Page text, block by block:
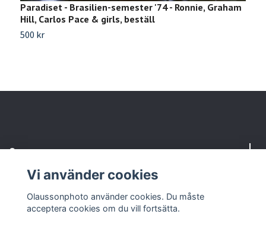
Paradiset - Brasilien-semester '74 - Ronnie, Graham
Hill, Carlos Pace & girls, beställ
500 kr
Om oss
Kundtjänst
Vi använder cookies
Olaussonphoto använder cookies. Du måste
acceptera cookies om du vill fortsätta.